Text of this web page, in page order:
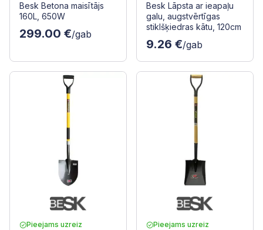
Besk Betona maisītājs
160L, 650W
299.00 €/gab
Besk Lāpsta ar ieapaļu
galu, augstvērtīgas
stiklšķiedras kātu, 120cm
9.26 €/gab
Pieejams uzreiz Pieejams uzreiz